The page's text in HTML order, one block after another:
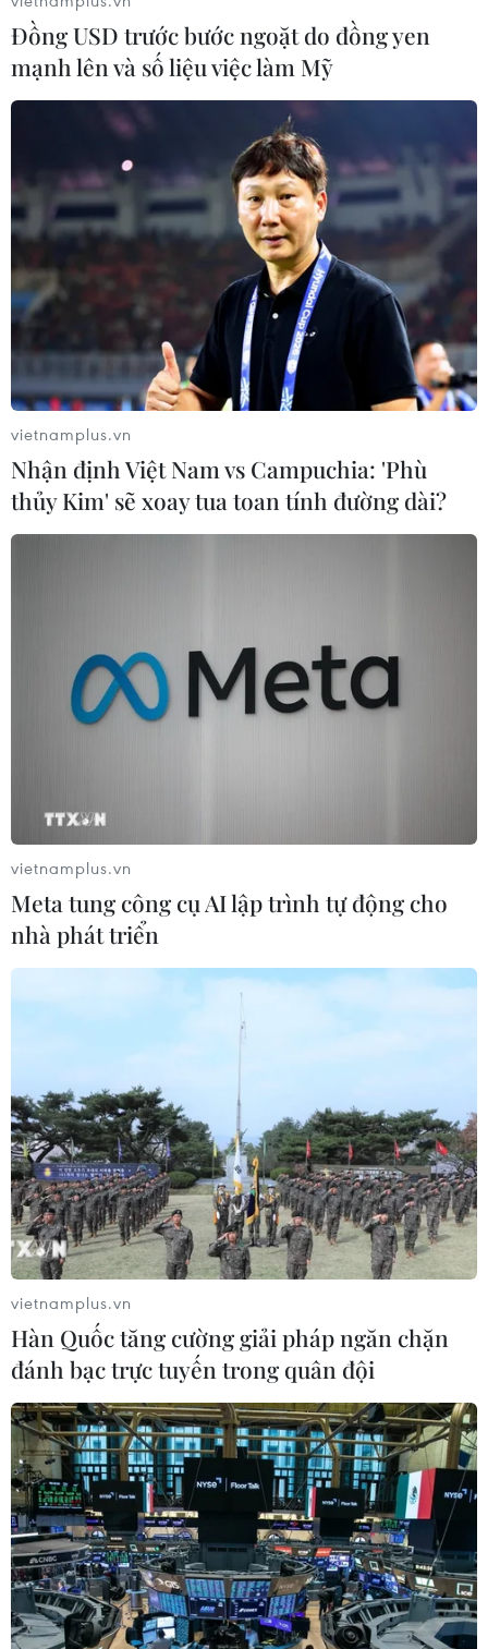
Thủ tướng trả lời phỏng vấn báo chí nhân
dự hội nghị ASEAN-Hàn Quốc
24/11/2019 15:20
Trả lời báo chí nhân dự hội nghị ASEAN-Hàn Quốc, Thủ
tướng Nguyễn Xuân Phúc bày tỏ: Tôi rất đồng tình với
nhận định của Ngài Tổng thống cho rằng quan hệ giữa
hai nước như "anh em trong một nhà."
16/12/2019 10:57
Tổng Thư ký ASEAN chúc mừng Việt Nam chuẩn bị đảm
nhận chức Chủ tịch ASEAN năm 2020, đồng thời khẳng
định Ban Thư ký ASEAN sẽ tiếp tục tích cực hỗ trợ và
hợp tác chặt chẽ với Việt Nam.
Việt Nam chủ trì cuộc họp Ủy ban các đại
diện thường trực ASEAN
09/01/2020 22:33
Đại sứ Trần Đức Bình chia sẻ ý nghĩa của chủ đề
“ASEAN gắn kết và chủ động thích ứng” và ưu tiên của
Việt Nam trong năm Chủ tịch ASEAN 2020 nhằm đóng
góp vào việc thúc đẩy phát triển Cộng đồng ASEAN.
Đồng USD trước bước ngoặt do đồng yen
mạnh lên và số liệu việc làm Mỹ
vietnamplus.vn
Nhận định Việt Nam vs Campuchia: 'Phù
thủy Kim' sẽ xoay tua toan tính đường dài?
vietnamplus.vn
Meta tung công cụ AI lập trình tự động cho
nhà phát triển
vietnamplus.vn
Hàn Quốc tăng cường giải pháp ngăn chặn
đánh bạc trực tuyến trong quân đội